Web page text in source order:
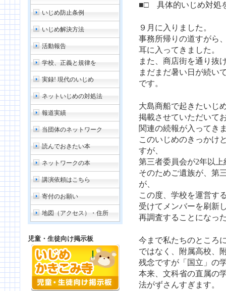
いじめ防止条例
いじめ解決方法
活動報告
学校、正義と規律を
実録! 現代のいじめ
ネットいじめの対処法
報道実績
当団体のネットワーク
読んでおきたい本
ネットワークの本
講演依頼はこちら
寄付のお願い
地図（アクセス）・住所
児童・生徒向け掲示板
■□ 具体的いじめ対処
９月に入りました。
事務所帰りの道すがら
耳に入ってきました。
また、商店街を通り抜
まだまだ暑い日が続い
です。
大島商船で起きたいじ
掲載させていただいて
関連の続報が入ってき
このいじめのきっかけ
すが、
第三者委員会が2年以
そのためご遺族が、第
が、
この度、学校を運営す
受けてメンバーを刷新
再調査することになっ
今まで私たちのところ
ではなく、附属高校、
残念ですが「国立」の
本来、文科省の直属の
法がずさんすぎます。